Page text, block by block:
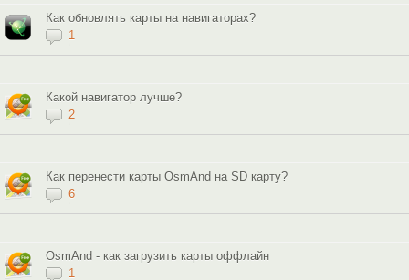
Как обновлять карты на навигаторах?
1
Какой навигатор лучше?
2
Как перенести карты OsmAnd на SD карту?
6
OsmAnd - как загрузить карты оффлайн
1